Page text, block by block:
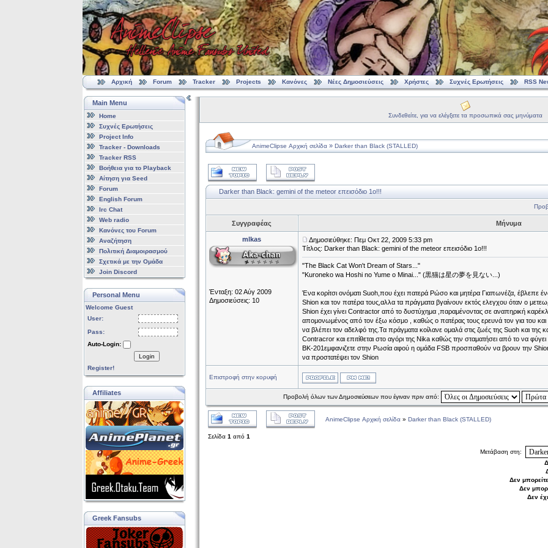
Αρχική Forum Tracker Projects Κανόνες Νέες Δημοσιεύσεις Χρήστες Συχνές Ερωτήσεις RSS
Main Menu
Home
Συχνές Ερωτήσεις
Project Info
Tracker - Downloads
Tracker RSS
Βοήθεια για το Playback
Αίτηση για Seed
Forum
English Forum
Irc Chat
Web radio
Κανόνες του Forum
Αναζήτηση
Πολιτική Διαμοιρασμού
Σχετικά με την Ομάδα
Join Discord
Personal Menu
Welcome Guest
User:
Pass:
Auto-Login:
Login
Register!
Affiliates
Greek Fansubs
Συνδεθείτε, για να ελέγξετε τα προσωπικά σας μηνύματα
AnimeClipse Αρχική σελίδα» Darker than Black (STALLED)
Darker than Black: gemini of the meteor επεισόδιο 1ο!!!
Συγγραφέας Μήνυμα
mlkas
Ένταξη: 02 Αύγ 2009
Δημοσιεύσεις: 10
Δημοσιεύθηκε: Πεμ Οκτ 22, 2009 5:33 pm
Τίτλος: Darker than Black: gemini of the meteor επεισόδιο 1ο!!!
"The Black Cat Won't Dream of Stars..."
"Kuroneko wa Hoshi no Yume o Minai..." (黒猫は星の夢を見ない...)
Ένα κορίτσι ονόματι Suoh,που έχει πατερά Ρώσο και μητέρα Γιαπωνέζα, έβλεπε
Shion και τον πατέρα τους,αλλα τα πράγματα βγαίνουν εκτός ελεγχου όταν ο
Shion έχει γίνει Contractor από το δυστύχημα ,παραμένοντας σε αναπηρική
απομονωμένος από τον έξω κόσμο , καθώς ο πατέρας τους ερευνά τον για του
να βλέπει τον αδελφό της.Τα πράγματα κοίλανε ομαλά στις ζωές της Suoh και της
Contracror και επιτίθεται στο αγόρι της Nika καθώς την σταματήσει από το να
BK-201εμφανιζετε στην Ρωσία αφού η ομάδα FSB προσπαθούν να βρουν την
να προστατέψει τον Shion
Επιστροφή στην κορυφή
Προβολή όλων των Δημοσιεύσεων που έγιναν πριν από:
AnimeClipse Αρχική σελίδα» Darker than Black (STALLED)
Σελίδα 1 από 1
Μετάβαση στη:
Δεν μπορείτε
Δεν
Δεν